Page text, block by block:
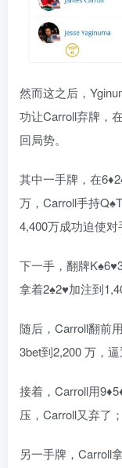
然而这之后， Y
功让Carroll弃牌，
回局势。
其中一手牌，在
万，Carroll手持
4,400万成功迫使对
下一手，翻牌
拿着2♠2♥加注到
随后，Carroll翻前
3bet到2,200 万，逼
接着，Carroll用
压，Carroll又弃了；
另一手牌，Carroll